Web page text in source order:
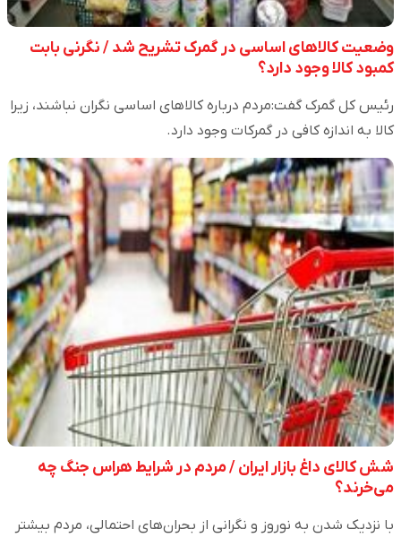
وضعیت کالاهای اساسی در گمرک تشریح شد / نگرنی بابت
کمبود کالا وجود دارد؟
رئیس کل گمرک گفت:مردم درباره کالا‌های اساسی نگران نباشند، زیرا
کالا به اندازه کافی در گمرکات وجود دارد.
شش کالای داغ بازار ایران / مردم در شرایط هراس جنگ چه
می‌خرند؟
با نزدیک شدن به نوروز و نگرانی از بحران‌های احتمالی، مردم بیشتر